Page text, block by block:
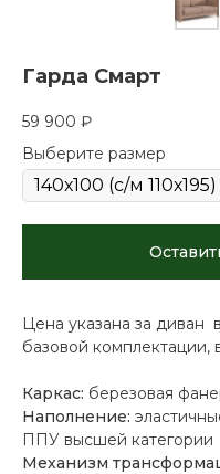
Гарда Смарт
59 900 ₽
Выберите размер
Цена указана за диван
базовой комплектации,
Каркас: березовая
Наполнение:
ППУ высшей категории
Механизм